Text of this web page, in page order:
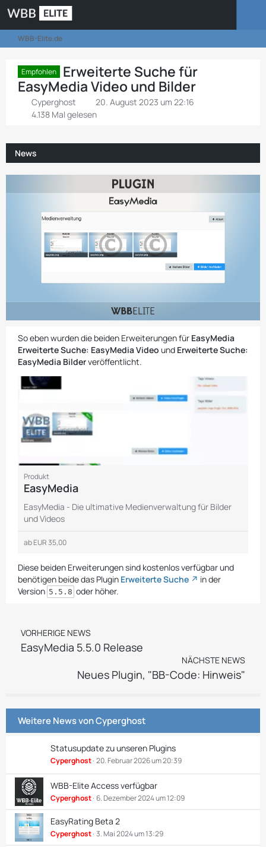
WBB-Elite.de
Empfohlen Erweiterte Suche für
EasyMedia Video und Bilder
Cyperghost
20. August 2023 um 22:16
4.138 Mal gelesen
News
So eben wurden die beiden Erweiterungen für EasyMedia
Erweiterte Suche: EasyMedia Video und Erweiterte Suche:
EasyMedia Bilderveröffentlicht.
Produkt
EasyMedia
EasyMedia - Die ultimative Medienverwaltung für Bilder
und Videos
abEUR 35,00
Diese beiden Erweiterungen sind kostenlos verfügbar und
benötigen beide das Plugin Erweiterte Suche
in der
Version 5.5.8 oder höher.
VORHERIGE NEWS
EasyMedia 5.5.0 Release
NÄCHSTE NEWS
Neues Plugin, "BB-Code: Hinweis"
Weitere News vonCyperghost
Statusupdate zu unseren Plugins
Cyperghost 20. Februar 2026 um 20:39
WBB-Elite Access verfügbar
Cyperghost 6. Dezember 2024 um 12:09
EasyRating Beta 2
Cyperghost 3. Mai 2024 um 13:29